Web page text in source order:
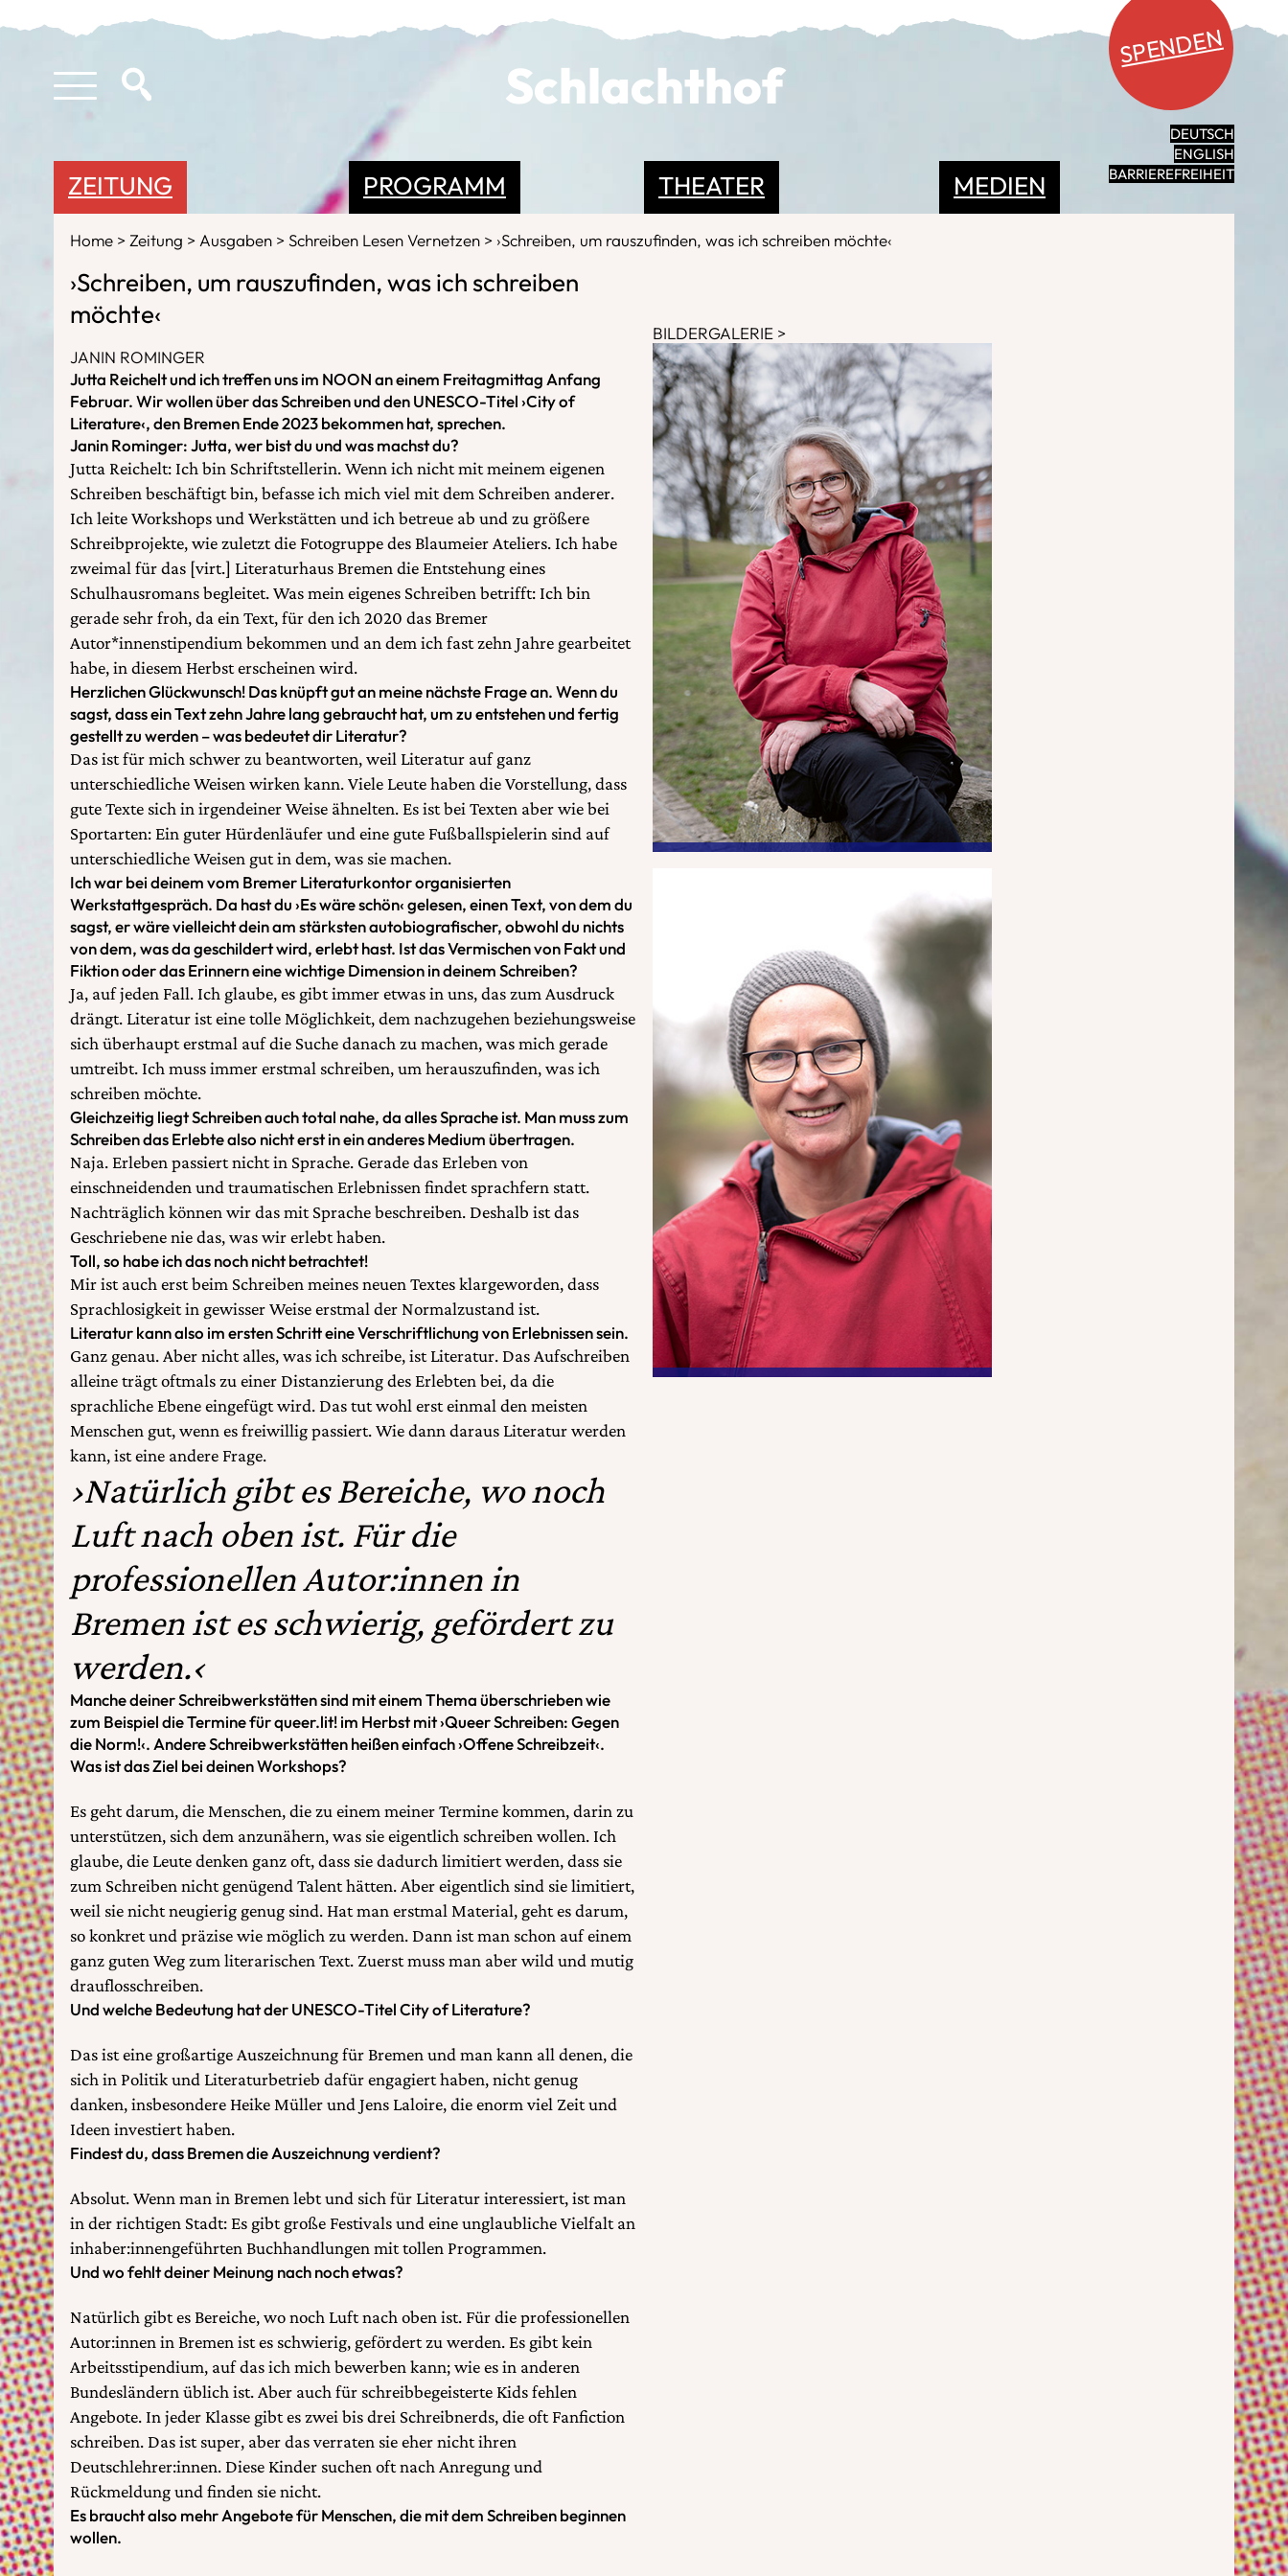
Schlachthof
SPENDEN
DEUTSCH
ENGLISH
BARRIEREFREIHEIT
PROGRAMM THEATER MEDIEN
ZEITUNG
Home Zeitung Ausgaben Schreiben Lesen Vernetzen ›Schreiben, um rauszufinden, was ich schreiben möchte‹
›Schreiben, um rauszufinden, was ich schreiben
möchte‹
JANIN ROMINGER
Jutta Reichelt und ich treffen uns im NOON an einem Freitagmittag Anfang
Februar. Wir wollen über das Schreiben und den UNESCO-Titel ›City of
Literature‹, den Bremen Ende 2023 bekommen hat, sprechen.
Janin Rominger: Jutta, wer bist du und was machst du?
Jutta Reichelt: Ich bin Schriftstellerin. Wenn ich nicht mit meinem eigenen
Schreiben beschäftigt bin, befasse ich mich viel mit dem Schreiben anderer.
Ich leite Workshops und Werkstätten und ich betreue ab und zu größere
Schreibprojekte, wie zuletzt die Fotogruppe des Blaumeier Ateliers. Ich habe
zweimal für das [virt.] Literaturhaus Bremen die Entstehung eines
Schulhausromans begleitet. Was mein eigenes Schreiben betrifft: Ich bin
gerade sehr froh, da ein Text, für den ich 2020 das Bremer
Autor*innenstipendium bekommen und an dem ich fast zehn Jahre gearbeitet
habe, in diesem Herbst erscheinen wird.
Herzlichen Glückwunsch! Das knüpft gut an meine nächste Frage an. Wenn du
sagst, dass ein Text zehn Jahre lang gebraucht hat, um zu entstehen und fertig
gestellt zu werden – was bedeutet dir Literatur?
Das ist für mich schwer zu beantworten, weil Literatur auf ganz
unterschiedliche Weisen wirken kann. Viele Leute haben die Vorstellung, dass
gute Texte sich in irgendeiner Weise ähnelten. Es ist bei Texten aber wie bei
Sportarten: Ein guter Hürdenläufer und eine gute Fußballspielerin sind auf
unterschiedliche Weisen gut in dem, was sie machen.
Ich war bei deinem vom Bremer Literaturkontor organisierten
Werkstattgespräch. Da hast du ›Es wäre schön‹ gelesen, einen Text, von dem du
sagst, er wäre vielleicht dein am stärksten autobiografischer, obwohl du nichts
von dem, was da geschildert wird, erlebt hast. Ist das Vermischen von Fakt und
Fiktion oder das Erinnern eine wichtige Dimension in deinem Schreiben?
Ja, auf jeden Fall. Ich glaube, es gibt immer etwas in uns, das zum Ausdruck
drängt. Literatur ist eine tolle Möglichkeit, dem nachzugehen beziehungsweise
sich überhaupt erstmal auf die Suche danach zu machen, was mich gerade
umtreibt. Ich muss immer erstmal schreiben, um herauszufinden, was ich
schreiben möchte.
Gleichzeitig liegt Schreiben auch total nahe, da alles Sprache ist. Man muss zum
Schreiben das Erlebte also nicht erst in ein anderes Medium übertragen.
Naja. Erleben passiert nicht in Sprache. Gerade das Erleben von
einschneidenden und traumatischen Erlebnissen findet sprachfern statt.
Nachträglich können wir das mit Sprache beschreiben. Deshalb ist das
Geschriebene nie das, was wir erlebt haben.
Toll, so habe ich das noch nicht betrachtet!
Mir ist auch erst beim Schreiben meines neuen Textes klargeworden, dass
Sprachlosigkeit in gewisser Weise erstmal der Normalzustand ist.
Literatur kann also im ersten Schritt eine Verschriftlichung von Erlebnissen sein.
Ganz genau. Aber nicht alles, was ich schreibe, ist Literatur. Das Aufschreiben
alleine trägt oftmals zu einer Distanzierung des Erlebten bei, da die
sprachliche Ebene eingefügt wird. Das tut wohl erst einmal den meisten
Menschen gut, wenn es freiwillig passiert. Wie dann daraus Literatur werden
kann, ist eine andere Frage.
›Natürlich gibt es Bereiche, wo noch
Luft nach oben ist. Für die
professionellen Autor:innen in
Bremen ist es schwierig, gefördert zu
werden.‹
Manche deiner Schreibwerkstätten sind mit einem Thema überschrieben wie
zum Beispiel die Termine für queer.lit! im Herbst mit ›Queer Schreiben: Gegen
die Norm!‹. Andere Schreibwerkstätten heißen einfach ›Offene Schreibzeit‹.
Was ist das Ziel bei deinen Workshops?
Es geht darum, die Menschen, die zu einem meiner Termine kommen, darin zu
unterstützen, sich dem anzunähern, was sie eigentlich schreiben wollen. Ich
glaube, die Leute denken ganz oft, dass sie dadurch limitiert werden, dass sie
zum Schreiben nicht genügend Talent hätten. Aber eigentlich sind sie limitiert,
weil sie nicht neugierig genug sind. Hat man erstmal Material, geht es darum,
so konkret und präzise wie möglich zu werden. Dann ist man schon auf einem
ganz guten Weg zum literarischen Text. Zuerst muss man aber wild und mutig
drauflosschreiben.
Und welche Bedeutung hat der UNESCO-Titel City of Literature?
Das ist eine großartige Auszeichnung für Bremen und man kann all denen, die
sich in Politik und Literaturbetrieb dafür engagiert haben, nicht genug
danken, insbesondere Heike Müller und Jens Laloire, die enorm viel Zeit und
Ideen investiert haben.
Findest du, dass Bremen die Auszeichnung verdient?
Absolut. Wenn man in Bremen lebt und sich für Literatur interessiert, ist man
in der richtigen Stadt: Es gibt große Festivals und eine unglaubliche Vielfalt an
inhaber:innengeführten Buchhandlungen mit tollen Programmen.
Und wo fehlt deiner Meinung nach noch etwas?
Natürlich gibt es Bereiche, wo noch Luft nach oben ist. Für die professionellen
Autor:innen in Bremen ist es schwierig, gefördert zu werden. Es gibt kein
Arbeitsstipendium, auf das ich mich bewerben kann; wie es in anderen
Bundesländern üblich ist. Aber auch für schreibbegeisterte Kids fehlen
Angebote. In jeder Klasse gibt es zwei bis drei Schreibnerds, die oft Fanfiction
schreiben. Das ist super, aber das verraten sie eher nicht ihren
Deutschlehrer:innen. Diese Kinder suchen oft nach Anregung und
Rückmeldung und finden sie nicht.
Es braucht also mehr Angebote für Menschen, die mit dem Schreiben beginnen
wollen.
BILDERGALERIE